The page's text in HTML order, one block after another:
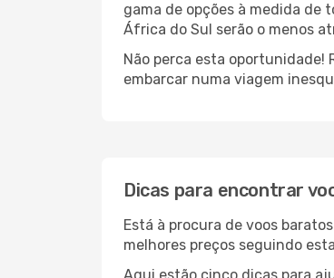
gama de opções à medida de
África do Sul serão o menos
Não perca esta oportunidade!
embarcar numa viagem
Dicas para encontrar
Está à procura de voos
melhores preços seguindo